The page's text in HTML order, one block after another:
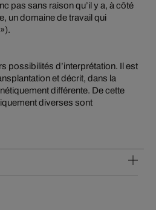
pas sans raison qu’il y a, à côté
un domaine de travail qui
possibilités d’interprétation. Il est
et décrit, dans la
différente. De cette
diverses sont